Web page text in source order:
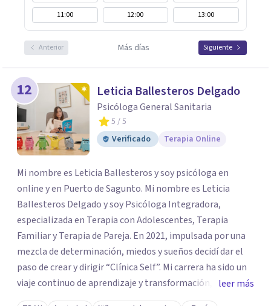
11:00
12:00 13:00
Anterior Más días Siguiente
12 Leticia Ballesteros Delgado
Psicóloga General Sanitaria
5 / 5
Verificado
Terapia Online
Mi nombre es Leticia Ballesteros y soy psicóloga en
online y en Puerto de Sagunto. Mi nombre es Leticia
Ballesteros Delgado y soy Psicóloga Integradora,
especializada en Terapia con Adolescentes, Terapia
Familiar y Terapia de Pareja. En 2021, impulsada por una
mezcla de determinación, miedos y sueños decidí dar el
paso de crear y dirigir “Clínica Self”. Mi carrera ha sido un
viaje continuo de aprendizaje y transformación,
moldeado por másters, especializaciones y experiencias
leer más